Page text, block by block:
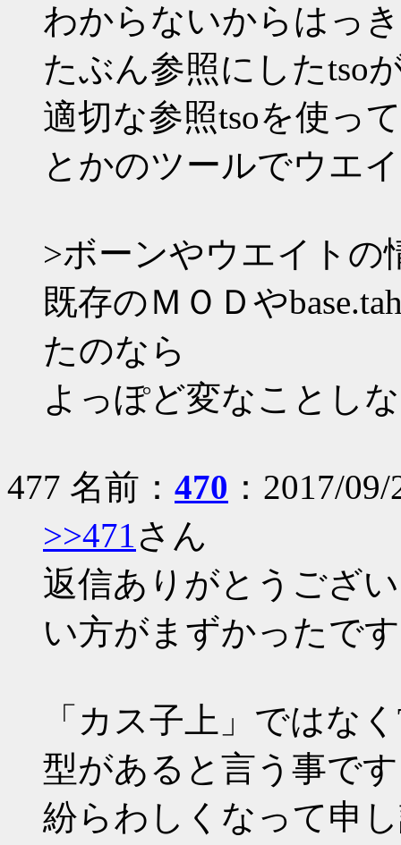
わからないからはっ
たぶん参照にしたtso
適切な参照tsoを使っ
とかのツールでウエ
>ボーンやウエイトの
既存のＭＯＤや
たのなら
よっぽど変なことし
477 名前： 470 ：2017/
>>471 さん
返信ありがとうござ
い方がまずかったで
「カス子上」ではな
型があると言う事です
紛らわしくなって申